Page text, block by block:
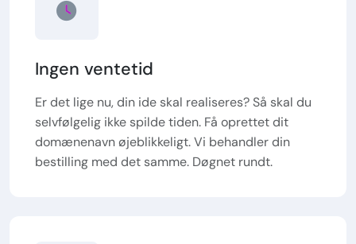
Ingen ventetid
Er det lige nu, din ide skal realiseres? Så skal du
selvfølgelig ikke spilde tiden. Få oprettet dit
domænenavn øjeblikkeligt. Vi behandler din
bestilling med det samme. Døgnet rundt.